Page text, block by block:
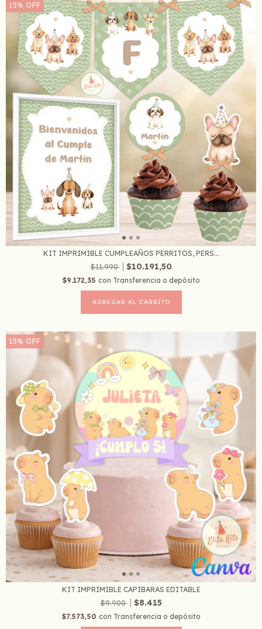
15% OFF
KIT IMPRIMIBLE CUMPLEAÑOS PERRITOS, PERS...
$11.990
$10.191,50
$9.172,35 con Transferencia o depósito
15% OFF
KIT IMPRIMIBLE CAPIBARAS EDITABLE
$9.900
$8.415
$7.573,50 con Transferencia o depósito